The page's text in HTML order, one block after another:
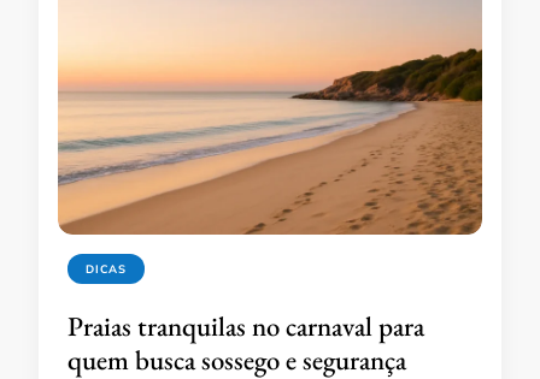
DICAS
Praias tranquilas no carnaval para
quem busca sossego e segurança